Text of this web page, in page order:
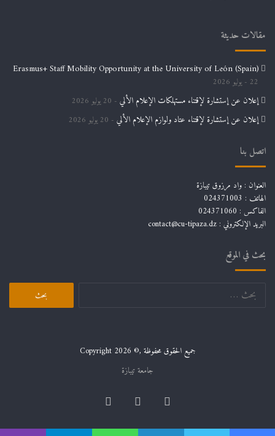
مقالات حديثة
Erasmus+ Staff Mobility Opportunity at the University of León (Spain)
22 يوليو 2026
إعلان عن إستشارة لإقتناء مستهلكات الإعلام الألي 20 يوليو 2026
إعلان عن إستشارة لإقتناء عتاد ولوازم الإعلام الألي 20 يوليو 2026
اتصل بنا
العنوان : واد مرزوق تيبازة
الهاتف : 024371003
الفاكس : 024371060
البريد الإلكتروني : contact@cu-tipaza.dz
بحث في الموقع
البحث
جميع الحقوق محفوظة ,© Copyright 2026
جامعة تيبازة
فيسبوك لينكدإن